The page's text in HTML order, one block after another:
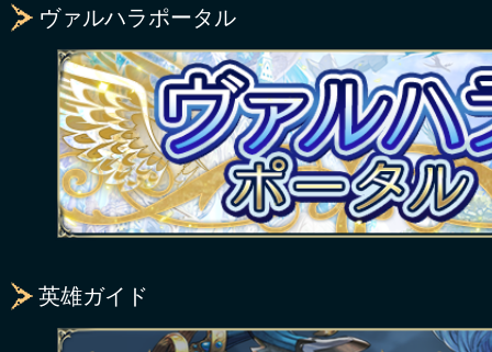
ヴァルハラポータル
英雄ガイド